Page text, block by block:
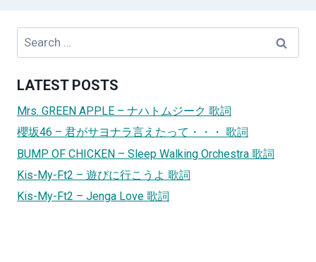
Search
LATEST POSTS
Mrs. GREEN APPLE – ナハトムジーク 歌詞
櫻坂46 – 君がサヨナラ言えたって・・・ 歌詞
BUMP OF CHICKEN – Sleep Walking Orchestra 歌詞
Kis-My-Ft2 – 遊びに行こうよ 歌詞
Kis-My-Ft2 – Jenga Love 歌詞